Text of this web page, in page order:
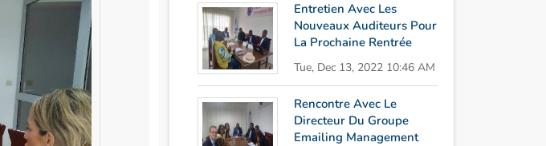
Entretien Avec Les
Nouveaux Auditeurs Pour
La Prochaine Rentrée
Tue, Dec 13, 2022 10:46 AM
Rencontre Avec Le
Directeur Du Groupe
Emailing Management